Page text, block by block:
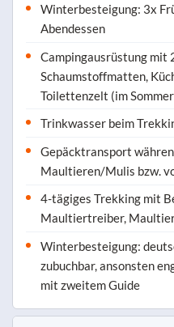
Winterbesteigung: 3x
Abendessen
Campingausrüstung mit
Schaumstoffmatten,
Toilettenzelt (im
Trinkwasser beim
Gepäcktransport
Maultieren/Mulis bzw.
4-tägiges Trekking mit
Maultiertreiber,
Winterbesteigung:
zubuchbar, ansonsten
mit zweitem Guide